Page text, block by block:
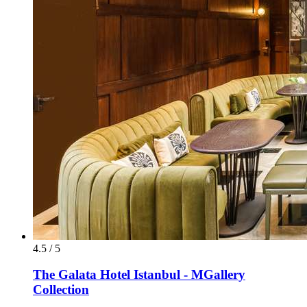
4.5 / 5
The Galata Hotel Istanbul - MGallery
Collection